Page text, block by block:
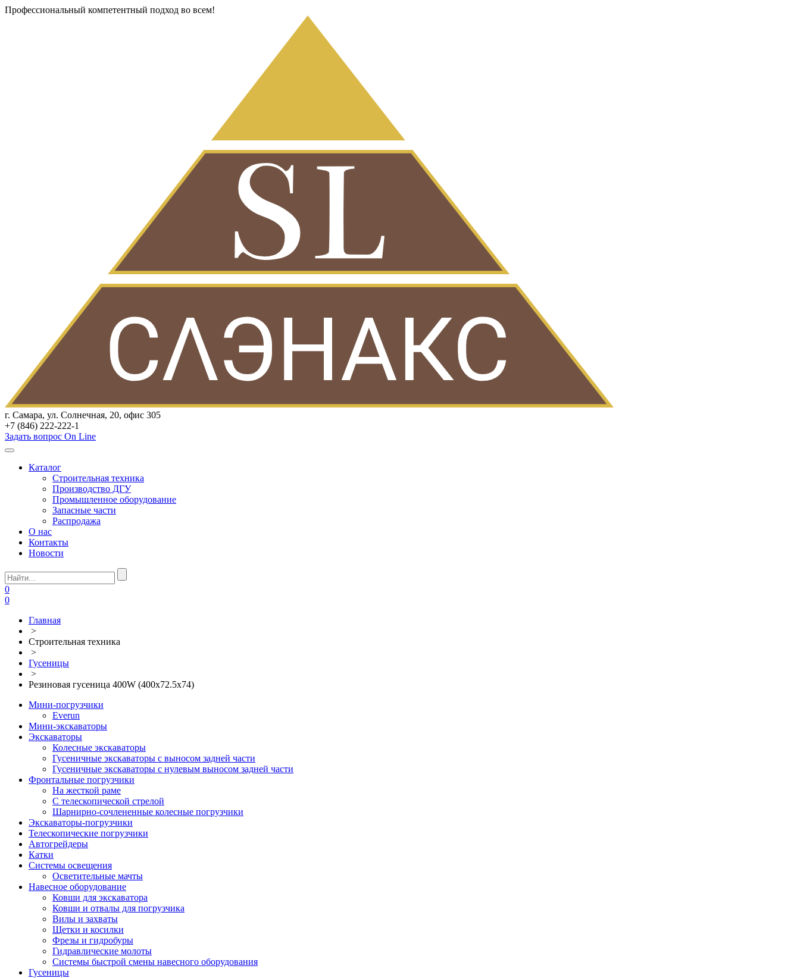
Профессиональный компетентный подход во всем!
г. Самара, ул. Солнечная, 20, офис 305
+7 (846) 222-222-1
Задать вопрос On Line
Каталог
Строительная техника
Производство ДГУ
Промышленное оборудование
Запасные части
Распродажа
О нас
Контакты
Новости
0
0
Главная
>
Строительная техника
>
Гусеницы
>
Резиновая гусеница 400W (400х72.5х74)
Мини-погрузчики
Everun
Мини-экскаваторы
Экскаваторы
Колесные экскаваторы
Гусеничные экскаваторы с выносом задней части
Гусеничные экскаваторы с нулевым выносом задней части
Фронтальные погрузчики
На жесткой раме
С телескопической стрелой
Шарнирно-сочлененные колесные погрузчики
Экскаваторы-погрузчики
Телескопические погрузчики
Автогрейдеры
Катки
Системы освещения
Осветительные мачты
Навесное оборудование
Ковши для экскаватора
Ковши и отвалы для погрузчика
Вилы и захваты
Щетки и косилки
Фрезы и гидробуры
Гидравлические молоты
Системы быстрой смены навесного оборудования
Гусеницы